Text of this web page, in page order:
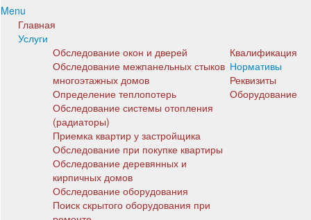
Menu
Главная
Услуги
Обследование окон и дверей
Обследование межпанельных стыков
многоэтажных домов
Определение теплопотерь
Обследование системы отопления
(радиаторы)
Приемка квартир у застройщика
Обследование при покупке квартиры
Обследование деревянных и
кирпичных домов
Обследование оборудования
Поиск скрытого оборудования при
Квалификация
Нормативы
Реквизиты
Оборудование